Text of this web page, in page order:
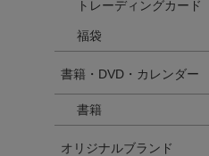
トレーディングカード
福袋
書籍・DVD・カレンダー
書籍
オリジナルブランド